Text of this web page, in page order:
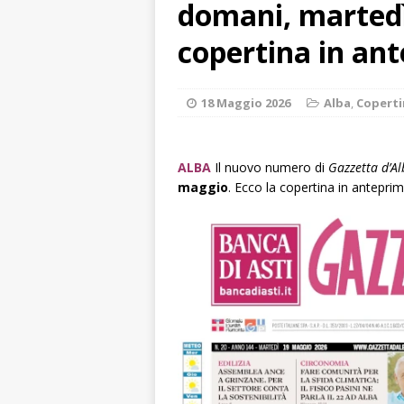
ALTRE NOTIZIE
[ 7 Agosto 2026 ]
[ 7 Agosto 2026
[ 7 Agosto 2026
[ 7 Agosto 2026
vitello
[ 7 Agosto 2026 ]
domani,
copertina in
18 Maggio 2026 Alba,
ALBA Il nuovo numero di Gazzetta
maggio. Ecco la copertina in